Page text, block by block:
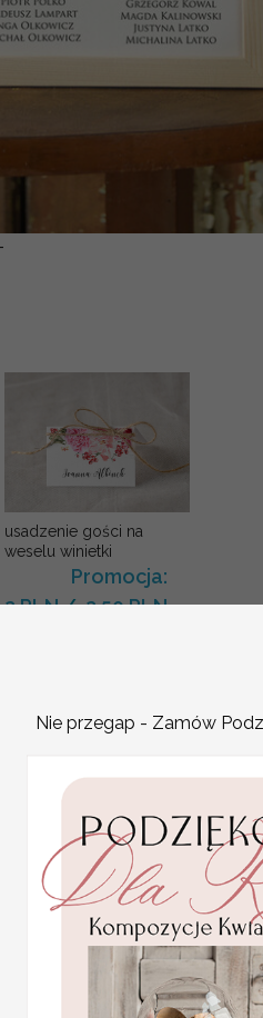
usadzenie gości na
weselu winietki
Promocja:
2 PLN/2.50 PLN
plansza ślubna plan
stołów weselnych
Promocja:
/
125.00
PLN
Nie przegap - Zamów